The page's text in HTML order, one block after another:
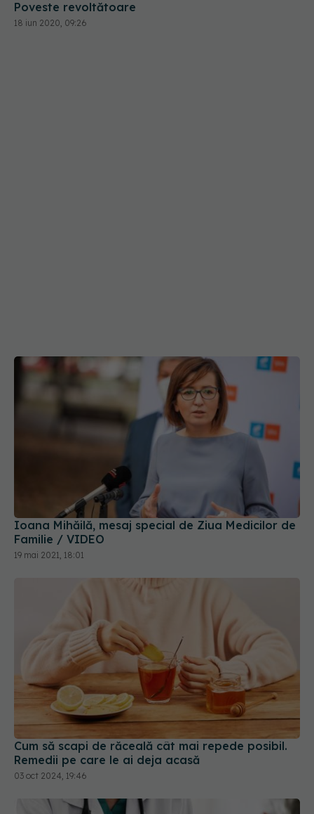
Ioana Mihăilă, mesaj special de Ziua Medicilor de
Familie / VIDEO
19 mai 2021, 18:01
Cum să scapi de răceală cât mai repede posibil.
Remedii pe care le ai deja acasă
03 oct 2024, 19:46